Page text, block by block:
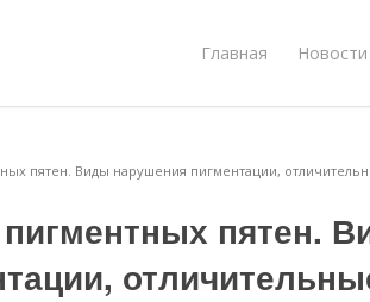
Главная Новости
пятен. Виды нарушения пигментации,
пигментных пятен.